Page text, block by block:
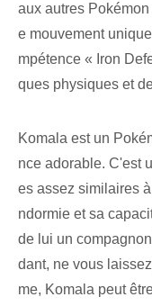
aux autres
e mouvement
mpétence « Iron
ques physiques et
Komala est un
nce adorable. C'est
es assez similaires
ndormie et sa
de lui un
dant, ne vous
me, Komala peut